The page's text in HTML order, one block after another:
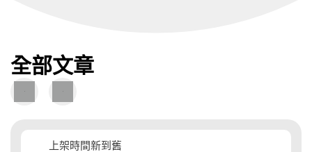
全部文章
圖
文
圖
片